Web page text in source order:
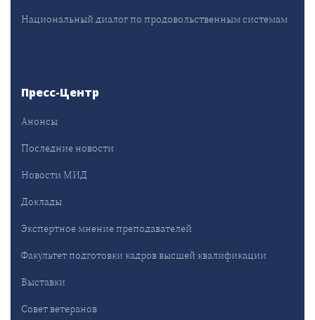
Национальный диалог по продовольственным системам
Пресс-Центр
Анонсы
Последние новости
Новости МИД
Доклады
Экспертное мнение преподавателей
Факультет подготовки кадров высшей квалификации
Выставки
Совет ветеранов